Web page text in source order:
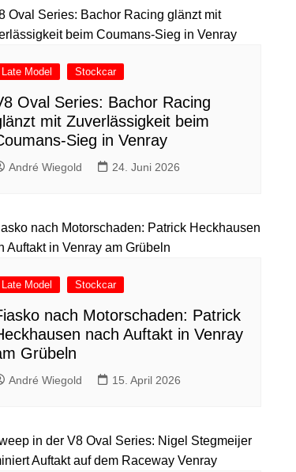
Late Model Stockcar
Oval Series: Bachor Racing
mit Zuverlässigkeit beim
Sieg in Venray
André Wiegold 24. Juni 2026
Late Model Stockcar
nach Motorschaden: Patrick
nach Auftakt in Venray
Grübeln
André Wiegold 15. April 2026